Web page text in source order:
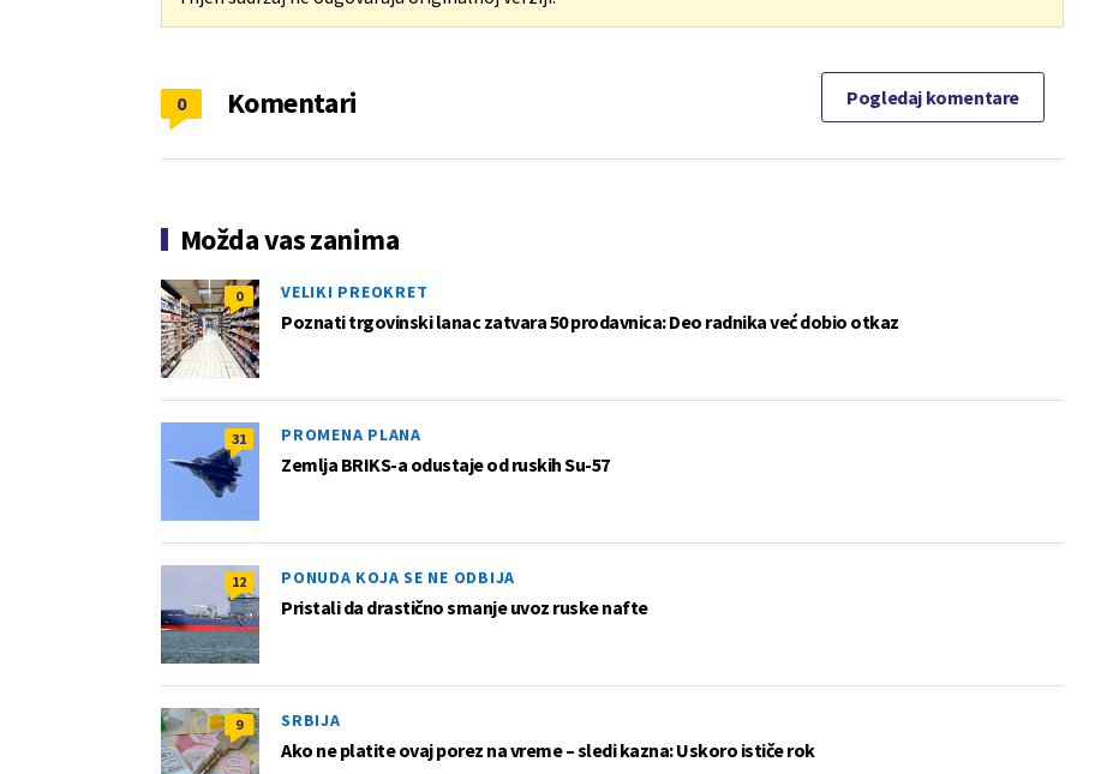
Komentari
0 Pogledaj komentare
Možda vas zanima
0 VELIKI PREOKRET
Poznati trgovinski lanac zatvara 50 prodavnica: Deo radnika već dobio otkaz
31 PROMENA PLANA
Zemlja BRIKS-a odustaje od ruskih Su-57
12 PONUDA KOJA SE NE ODBIJA
Pristali da drastično smanje uvoz ruske nafte
9 SRBIJA
Ako ne platite ovaj porez na vreme – sledi kazna: Uskoro ističe rok